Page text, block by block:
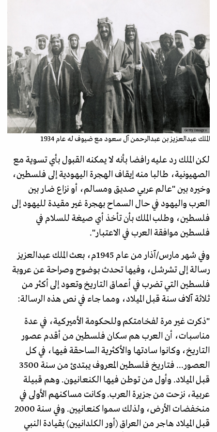
Getty Images
الملك عبدالعزيز بن عبدالرحمن آل سعود مع ضيوف له عام 1934
لكن الملك رد عليه رافضا بأنه لا يمكنه القبول بأي تسوية مع
الصهيونية، طالبا منه إيقاف الهجرة اليهودية إلى فلسطين،
وخيره بين "عالم عربي صديق ومسالم، أو نزاع ضار بين
العرب واليهود في حال السماح بهجرة غير مقيدة لليهود إلى
فلسطين، وطلب الملك بأن تأخذ أي صيغة للسلام في
فلسطين موافقة العرب في الاعتبار".
وفي شهر مارس/آذار من عام 1945م، بعث الملك عبدالعزيز
رسالة إلى تشرشل، وفيها تحدث بوضوح وصراحة عن عروبة
فلسطين التي تضرب في أعماق التاريخ وتعود إلى أكثر من
ثلاثة آلاف سنة قبل الميلاد، ومما جاء في نص هذه الرسالة:
"ذكرت غير مرة لفخامتكم وللحكومة الأميركية، في عدة
مناسبات، أن العرب هم سكان فلسطين من أقدم عصور
التاريخ، وكانوا سادتها والأكثرية الساحقة فيها، في كل
العصور... فتاريخ فلسطين المعروف يبتدئ من سنة 3500
قبل الميلاد. وأول من توطن فيها الكنعانيون. وهم قبيلة
عربية، نزحت من جزيرة العرب. وكانت مساكنهم الأولى في
منخفضات الأرض، ولذلك سموا كنعانيين. وفي سنة 2000
قبل الميلاد هاجر من العراق (أور الكلدانيين) بقيادة النبي